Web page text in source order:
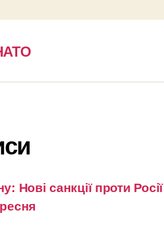
Нові санкції проти Росії